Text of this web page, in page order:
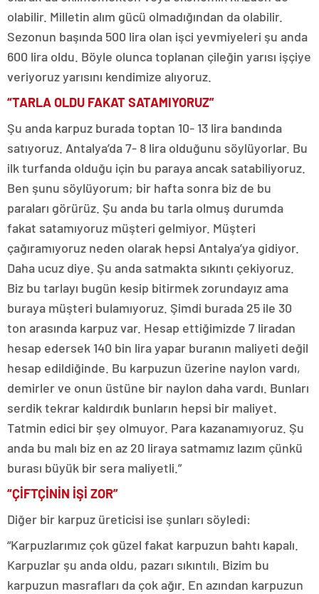
olabilir. Milletin alım gücü olmadığından da olabilir.
Sezonun başında 500 lira olan işci yevmiyeleri şu anda
600 lira oldu. Böyle olunca toplanan çileğin yarısı işçiye
veriyoruz yarısını kendimize alıyoruz.
“TARLA OLDU FAKAT SATAMIYORUZ”
Şu anda karpuz burada toptan 10- 13 lira bandında
satıyoruz. Antalya’da 7- 8 lira olduğunu söylüyorlar. Bu
ilk turfanda olduğu için bu paraya ancak satabiliyoruz.
Ben şunu söylüyorum; bir hafta sonra biz de bu
paraları görürüz. Şu anda bu tarla olmuş durumda
fakat satamıyoruz müşteri gelmiyor. Müşteri
çağıramıyoruz neden olarak hepsi Antalya’ya gidiyor.
Daha ucuz diye. Şu anda satmakta sıkıntı çekiyoruz.
Biz bu tarlayı bugün kesip bitirmek zorundayız ama
buraya müşteri bulamıyoruz. Şimdi burada 25 ile 30
ton arasında karpuz var. Hesap ettiğimizde 7 liradan
hesap edersek 140 bin lira yapar buranın maliyeti değil
hesap edildiğinde. Bu karpuzun üzerine naylon vardı,
demirler ve onun üstüne bir naylon daha vardı. Bunları
serdik tekrar kaldırdık bunların hepsi bir maliyet.
Tatmin edici bir şey olmuyor. Para kazanamıyoruz. Şu
anda bu malı biz en az 20 liraya satmamız lazım çünkü
burası büyük bir sera maliyetli.”
“ÇİFTÇİNİN İŞİ ZOR”
Diğer bir karpuz üreticisi ise şunları söyledi:
“Karpuzlarımız çok güzel fakat karpuzun bahtı kapalı.
Karpuzlar şu anda oldu, pazarı sıkıntılı. Bizim bu
karpuzun masrafları da çok ağır. En azından karpuzun